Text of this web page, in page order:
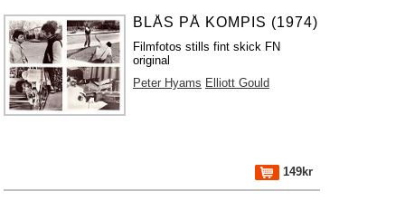
BLÅS PÅ KOMPIS (1974)
Filmfotos stills fint skick FN
original
Peter Hyams Elliott Gould
149kr